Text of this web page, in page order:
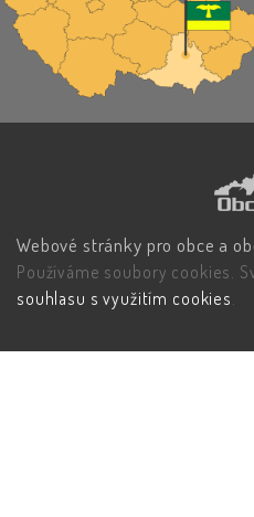
Webové stránky pro obce a
Používáme soubory cookies.
souhlasu s využitím cookies